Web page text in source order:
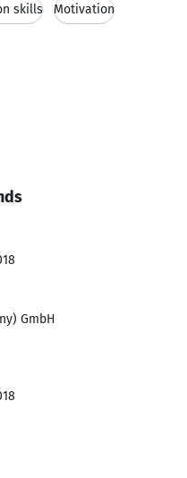
skills Motivation
GmbH